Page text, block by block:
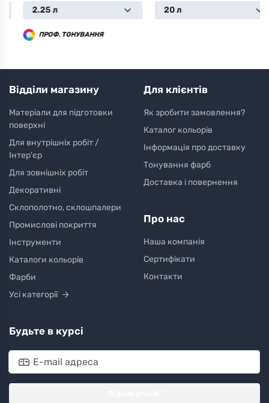
2.25 л
ПРОФ. ТОНУВАННЯ
20 л
Відділи магазину
Матеріали для підготовки
поверхні
Для внутрішніх робіт /
Інтер'єр
Для зовнішніх робіт
Декоративні
Склополотно, склошпалери
Промислові покриття
Інструменти
Каталоги кольорів
Фарби
Усі категорії
Для клієнтів
Як зробити замовлення?
Каталог кольорів
Інформація про доставку
Тонування фарб
Доставка і повернення
Про нас
Наша компанія
Сертифікати
Контакти
Будьте в курсі